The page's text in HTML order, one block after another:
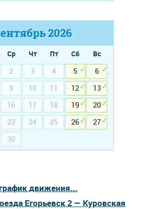
2026
Ср Чт Пт Сб
Вс
2 3 4 5
6
9 10 11 12
13
16 17 18 19
20
23 24 25 26
27
30
движения...
Егорьевск 2 — Куровская